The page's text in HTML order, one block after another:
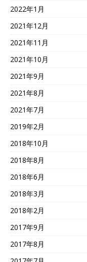
2022年1月
2021年12月
2021年11月
2021年10月
2021年9月
2021年8月
2021年7月
2019年2月
2018年10月
2018年8月
2018年6月
2018年3月
2018年2月
2017年9月
2017年8月